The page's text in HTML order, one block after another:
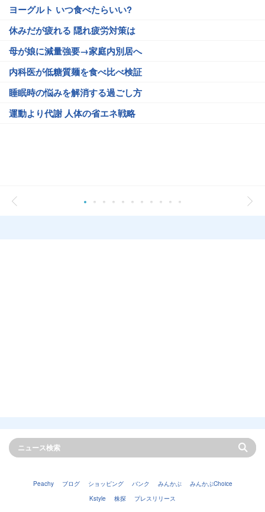
ヨーグルト いつ食べたらいい?
休みだが疲れる 隠れ疲労対策は
母が娘に減量強要→家庭内別居へ
内科医が低糖質麺を食べ比べ検証
睡眠時の悩みを解消する過ごし方
運動より代謝 人体の省エネ戦略
Peachy ブログ ショッピング バンク みんかぶ
みんかぶChoice
Kstyle
株探 プレスリリース